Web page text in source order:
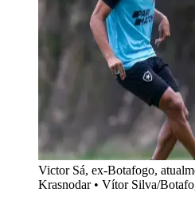
Victor Sá, ex-Botafogo,
Krasnodar• Vítor Silva/